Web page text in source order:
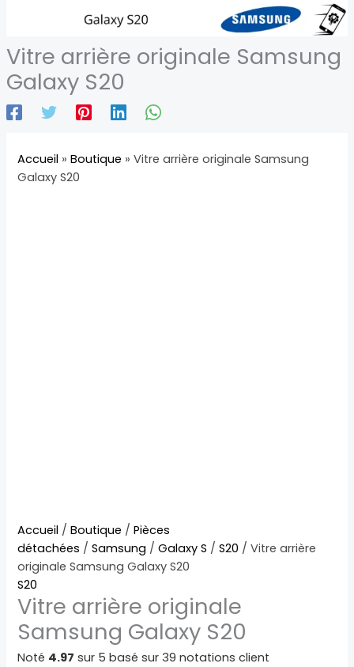
Vitre arrière originale Samsung
Galaxy S20
Accueil »Boutique »Vitre arrière originale Samsung
Galaxy S20
Accueil /Boutique /Pièces
détachées /Samsung /Galaxy S /S20 / Vitre arrière
originale Samsung Galaxy S20
S20
Vitre arrière originale
Samsung Galaxy S20
Noté 4.97 sur 5 basé sur 39 notations client
quantité
de
Vitre
arrière
originale
Galaxy
S20